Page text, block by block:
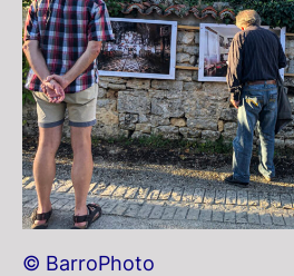
© BarroPhoto